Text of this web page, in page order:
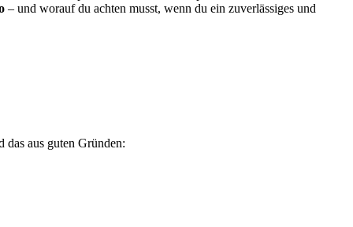
– und worauf du achten musst, wenn du ein zuverlässiges und
aus guten Gründen: